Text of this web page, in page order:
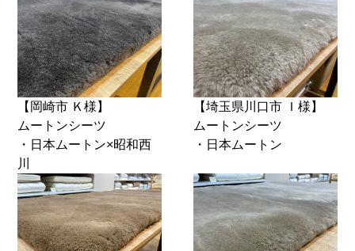
【岡崎市 Ｋ様】
ムートンシーツ
・日本ムートン×昭和西
川
【埼玉県川口市 Ｉ様】
ムートンシーツ
・日本ムートン